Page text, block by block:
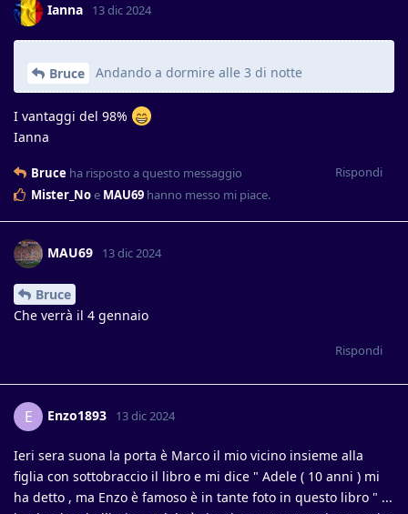
Ianna 13 dic 2024
Bruce Andando a dormire alle 3 di notte
I vantaggi del 98%
Ianna
Rispondi
Bruce ha risposto a questo messaggio
Mister_Noe MAU69 hanno messo mi piace.
MAU69 13 dic 2024
Bruce
Che verrà il 4 gennaio
Rispondi
E Enzo1893 13 dic 2024
Ieri sera suona la porta è Marco il mio vicino insieme alla
figlia con sottobraccio il libro e mi dice " Adele ( 10 anni ) mi
ha detto , ma Enzo è famoso è in tante foto in questo libro " ...